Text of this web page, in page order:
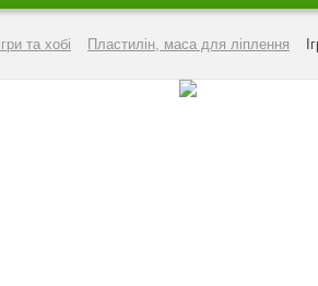
та хобі Пластилін, маса для ліплення